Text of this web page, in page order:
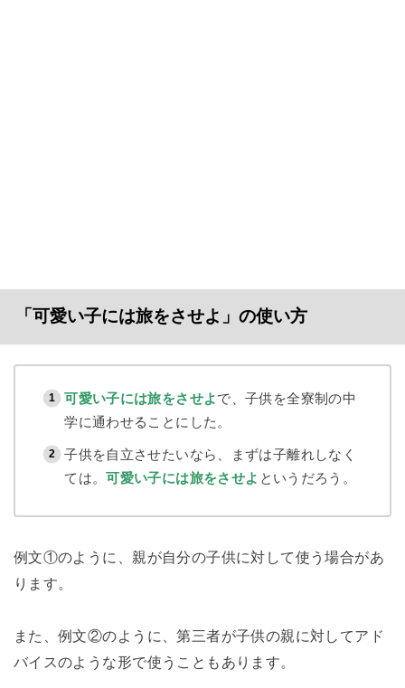
「可愛い子には旅をさせよ」の使い方
可愛い子には旅をさせよで、子供を全寮制の中
学に通わせることにした。
子供を自立させたいなら、まずは子離れしなく
ては。可愛い子には旅をさせよ というだろう。
例文①のように、親が自分の子供に対して使う場合があ
ります。
また、例文②のように、第三者が子供の親に対してアド
バイスのような形で使うこともあります。